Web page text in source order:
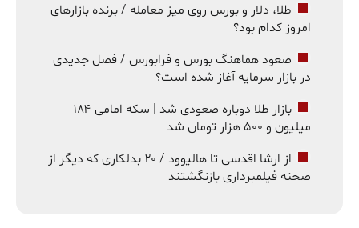
طلا، دلار و بورس روی میز معامله / برنده بازارهای
امروز کدام بود؟
صعود هماهنگ بورس و فرابورس / فصل جدیدی
در بازار سرمایه آغاز شده است؟
بازار طلا دوباره صعودی شد | سکه امامی ۱۸۴
میلیون و ۵۰۰ هزار تومان شد
از ارشا اقدسی تا هالیوود / ۲۰ بدلکاری که دیگر از
صحنه فیلمبرداری بازنگشتند